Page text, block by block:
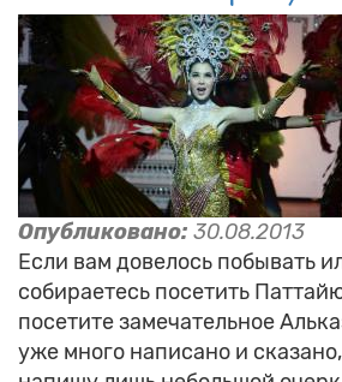
Опубликовано: 30.08.2013
Если вам довелось побывать
собираетесь посетить
посетите замечательное
уже много написано и